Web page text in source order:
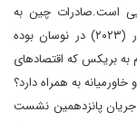
است.صادرات چین به
روسیه بین ۵۰ میلیارد دلار (۲۰۱۹)، تا ۱۱۱ میلیارد دلار (۲۰۲۳) در نوسان بوده
بریکس که اقتصادهای
به همراه دارد؟
گروه بریکس اواخر ماه اوت ۲۰۲۳ در جریان پانزدهمین نشست